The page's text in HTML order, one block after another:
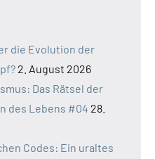
die Evolution der
2. August 2026
Das Rätsel der
des Lebens #04 28.
Codes: Ein uraltes